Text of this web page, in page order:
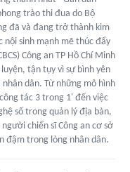
trào thi đua do Bộ
đã và đang trở thành kim
nội sinh mạnh mẽ thúc đẩy
Công an TP Hồ Chí Minh
tận tụy vì sự bình yên
nhân dân. Từ những mô hình
tác 3 trong 1' đến việc
số trong quản lý địa bàn,
chiến sĩ Công an cơ sở
đậm trong lòng nhân dân.